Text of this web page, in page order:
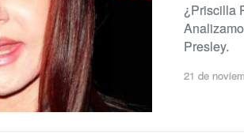
¿Priscilla
Presley.
21 de